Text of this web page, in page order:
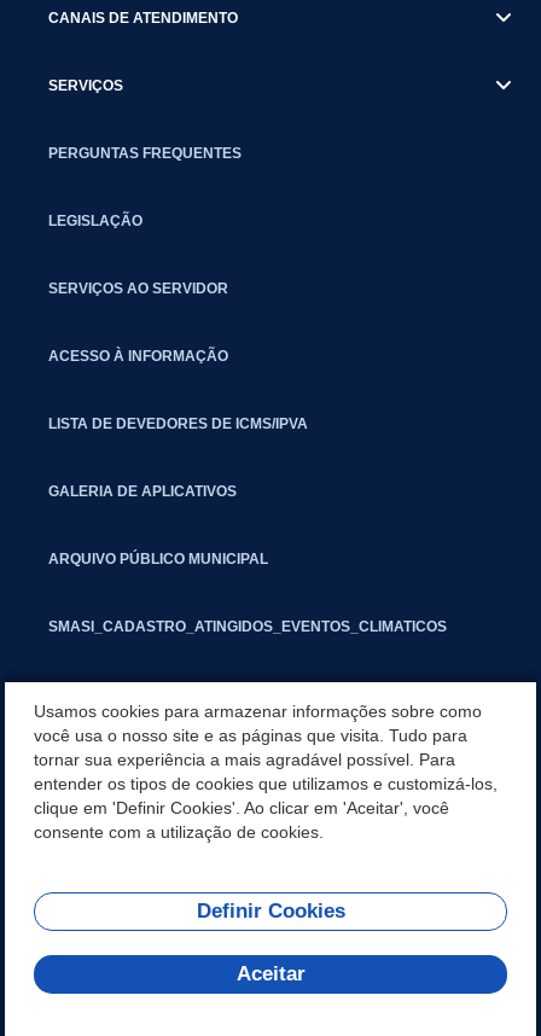
CANAIS DE ATENDIMENTO
SERVIÇOS
PERGUNTAS FREQUENTES
LEGISLAÇÃO
SERVIÇOS AO SERVIDOR
ACESSO À INFORMAÇÃO
LISTA DE DEVEDORES DE ICMS/IPVA
GALERIA DE APLICATIVOS
ARQUIVO PÚBLICO MUNICIPAL
SMASI_CADASTRO_ATINGIDOS_EVENTOS_CLIMATICOS
INFORMATIVO PIT
SEGUNDA VIA IPTU
REDES SOCIAIS
Usamos cookies para armazenar informações sobre como
você usa o nosso site e as páginas que visita. Tudo para
tornar sua experiência a mais agradável possível. Para
entender os tipos de cookies que utilizamos e customizá-los,
clique em 'Definir Cookies'. Ao clicar em 'Aceitar', você
consente com a utilização de cookies.
Definir Cookies
Aceitar